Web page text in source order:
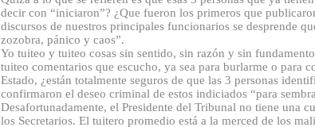
decir con “iniciaron”? ¿Que fueron los primeros que
discursos de nuestros principales funcionarios se desprende
zozobra, pánico y caos”.
Yo tuiteo y tuiteo cosas sin sentido, sin razón y sin
tuiteo comentarios que escucho, ya sea para burlarme o para
Estado, ¿están totalmente seguros de que las 3 personas
confirmaron el deseo criminal de estos indiciados “para
Desafortunadamente, el Presidente del Tribunal no tiene una
los Secretarios. El tuitero promedio está a la merced de los